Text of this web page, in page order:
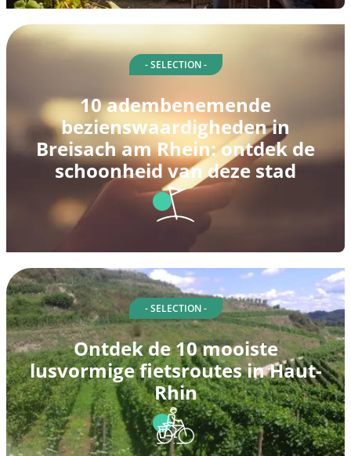
- SELECTION -
10 adembenemende
bezienswaardigheden in
Breisach am Rhein: ontdek de
schoonheid van deze stad
- SELECTION -
Ontdek de 10 mooiste
lusvormige fietsroutes in Haut-
Rhin